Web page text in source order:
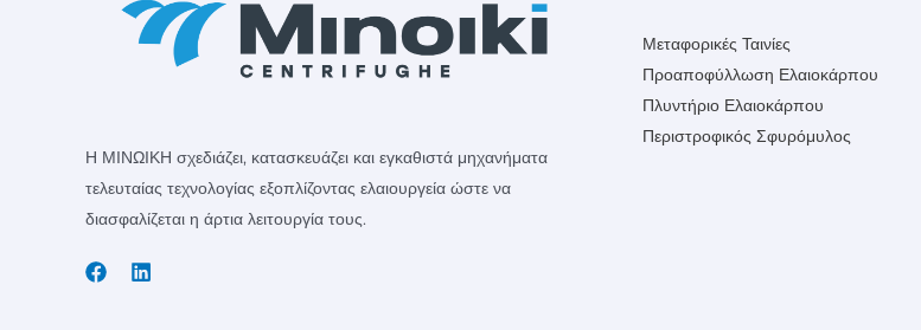
Η ΜΙΝΩΙΚΗ σχεδιάζει, κατασκευάζει και εγκαθιστά μηχανήματα
τελευταίας τεχνολογίας εξοπλίζοντας ελαιουργεία ώστε να
διασφαλίζεται η άρτια λειτουργία τους.
Μεταφορικές Ταινίες
Προαποφύλλωση Ελαιοκάρπου
Πλυντήριο Ελαιοκάρπου
Περιστροφικός Σφυρόμυλος